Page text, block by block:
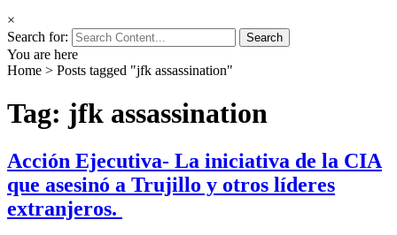
×
Search for:
You are here
Home > Posts tagged "jfk assassination"
Tag: jfk assassination
Acción Ejecutiva- La iniciativa de la CIA
que asesinó a Trujillo y otros líderes
extranjeros.